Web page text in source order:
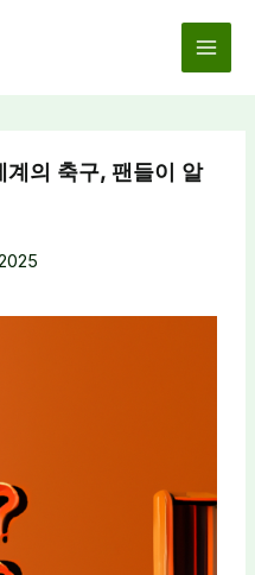
의 축구, 팬들이 알